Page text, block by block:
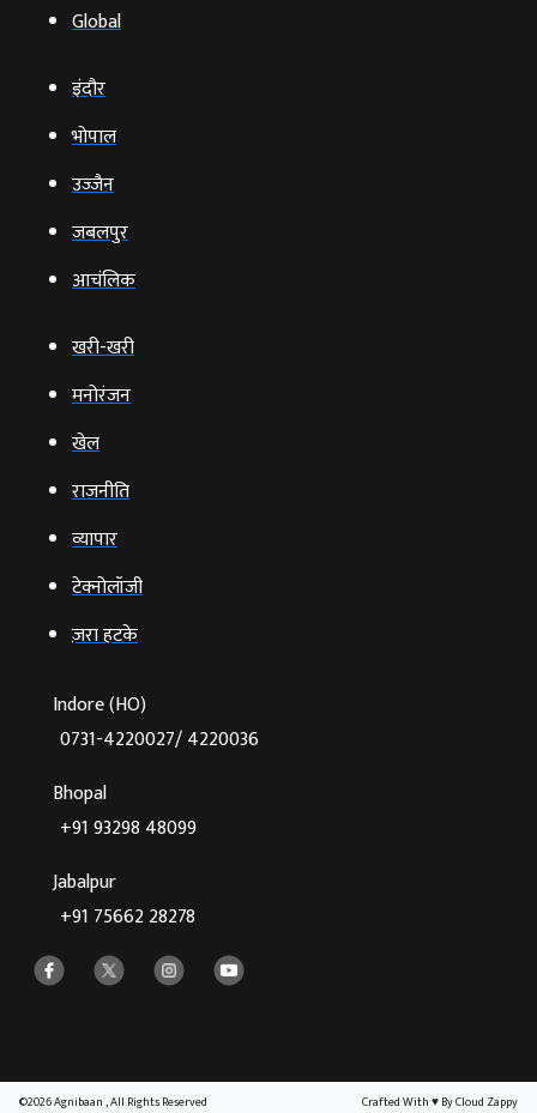
Global
इंदौर
भोपाल
उज्‍जैन
जबलपुर
आचंलिक
खरी-खरी
मनोरंजन
खेल
राजनीति
व्‍यापार
टेक्‍नोलॉजी
ज़रा हटके
Indore (HO)
0731-4220027/ 4220036
Bhopal
+91 93298 48099
Jabalpur
+91 75662 28278
©2026 Agnibaan , All Rights Reserved Crafted With♥By Cloud Zappy